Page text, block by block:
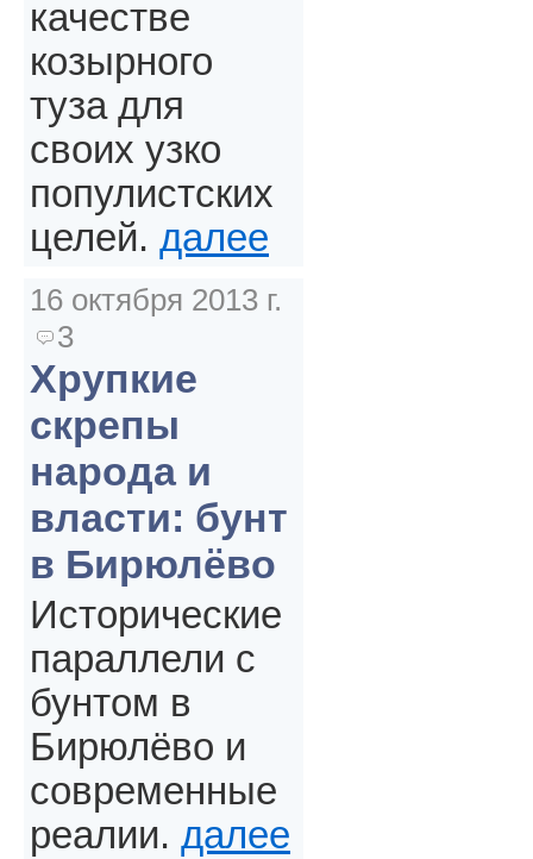
качестве
козырного
туза для
своих узко
популистских
целей. далее
16 октября 2013 г.
3
Хрупкие
скрепы
народа и
власти: бунт
в Бирюлёво
Исторические
параллели с
бунтом в
Бирюлёво и
современные
реалии. далее